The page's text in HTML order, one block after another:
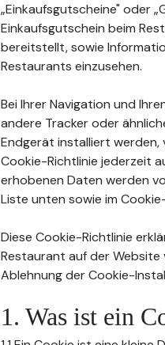
„Einkaufsgutscheine" oder
Einkaufsgutschein beim
bereitstellt, sowie
Restaurants einzusehen.
Bei Ihrer Navigation und
andere Tracker oder
Endgerät installiert werden,
Cookie-Richtlinie jederzeit
erhobenen Daten werden
Liste unten sowie im
Diese Cookie-Richtlinie
Restaurant auf der
Ablehnung der Cookie-
1. Was ist ein